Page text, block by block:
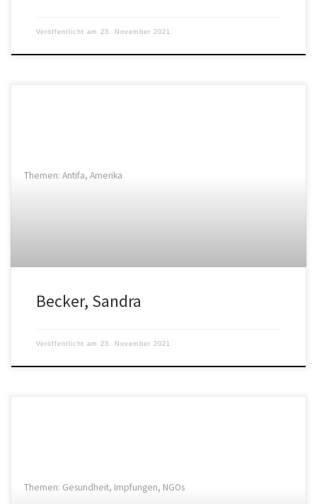
Veröffentlicht am 23. November 2021
Themen: Antifa, Amerika
Becker, Sandra
Veröffentlicht am 23. November 2021
Themen: Gesundheit, Impfungen, NGOs